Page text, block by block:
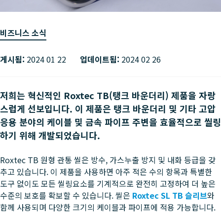
비즈니스 소식
게시됨: 2024 01 22 업데이트됨: 2024 02 26
저희는 혁신적인 Roxtec TB(탱크 바운더리) 제품을 자랑
스럽게 선보입니다. 이 제품은 탱크 바운더리 및 기타 고압
응용 분야의 케이블 및 금속 파이프 주변을 효율적으로 씰링
하기 위해 개발되었습니다.
Roxtec TB 원형 관통 씰은 방수, 가스누출 방지 및 내화 등급을 갖
추고 있습니다. 이 제품을 사용하면 아주 적은 수의 항목과 특별한
도구 없이도 모든 씰링요소를 기계적으로 완전히 고정하여 더 높은
수준의 보호를 확보할 수 있습니다. 씰은 Roxtec SL TB 슬리브와
함께 사용되며 다양한 크기의 케이블과 파이프에 적용 가능합니다.